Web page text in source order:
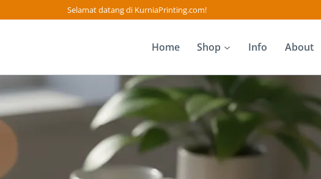
Selamat datang di KurniaPrinting.com!
Home Shop Info About